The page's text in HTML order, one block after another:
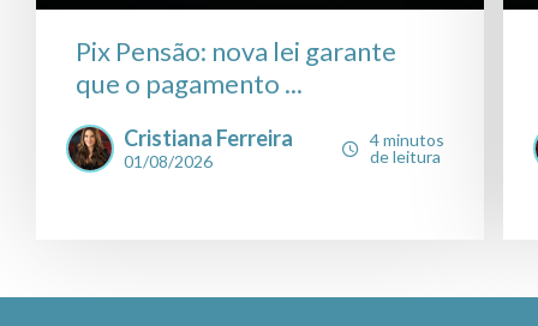
Pix Pensão: nova lei garante
que o pagamento ...
Cristiana Ferreira
01/08/2026
4 minutos
de leitura